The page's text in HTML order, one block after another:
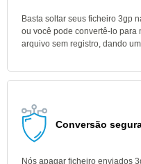
Basta soltar seus ficheiro 3gp
ou você pode convertê-lo para
arquivo sem registro, dando
Conversão
Nós apagar ficheiro enviados